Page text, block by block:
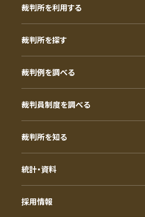
裁判所を利用する
裁判所を探す
裁判例を調べる
裁判員制度を調べる
裁判所を知る
統計・資料
採用情報